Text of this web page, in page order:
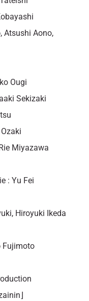
Atsushi Aono,
Ougi
Sekizaki
Miyazawa
: Yu Fei
Hiroyuki Ikeda
Fujimoto